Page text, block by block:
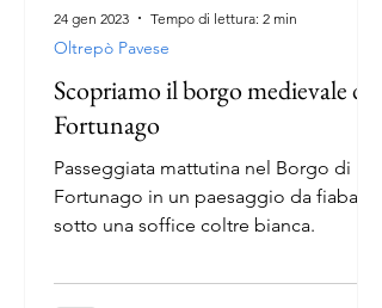
Scopriamo il borgo medievale di
Fortunago
Passeggiata mattutina nel Borgo di
Fortunago in un paesaggio da fiaba
sotto una soffice coltre bianca.
Oltrepò Pavese
24 gen 2023 Tempo di lettura: 2 min